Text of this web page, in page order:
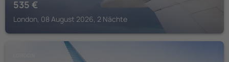
535 €
London, 08 August 2026, 2 Nächte